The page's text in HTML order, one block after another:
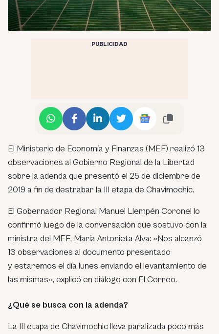
PUBLICIDAD
El Ministerio de Economía y Finanzas (MEF) realizó 13
observaciones al Gobierno Regional de la Libertad
sobre la adenda que presentó el 25 de diciembre de
2019 a fin de destrabar la III etapa de Chavimochic.
El Gobernador Regional Manuel Llempén Coronel lo
confirmó luego de la conversación que sostuvo con la
ministra del MEF, María Antonieta Alva: «Nos alcanzó
13 observaciones al documento presentado
y estaremos el día lunes enviando el levantamiento de
las mismas», explicó en diálogo con El Correo.
¿Qué se busca con la adenda?
La III etapa de Chavimochic lleva paralizada poco más